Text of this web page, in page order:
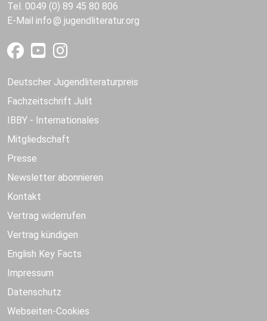
Tel. 0049 (0) 89 45 80 806
E-Mail info jugendliteratur.org
Deutscher Jugendliteraturpreis
Fachzeitschrift Julit
IBBY - Internationales
Mitgliedschaft
Presse
Newsletter abonnieren
Kontakt
Vertrag widerrufen
Vertrag kündigen
English Key Facts
Impressum
Datenschutz
Webseiten-Cookies